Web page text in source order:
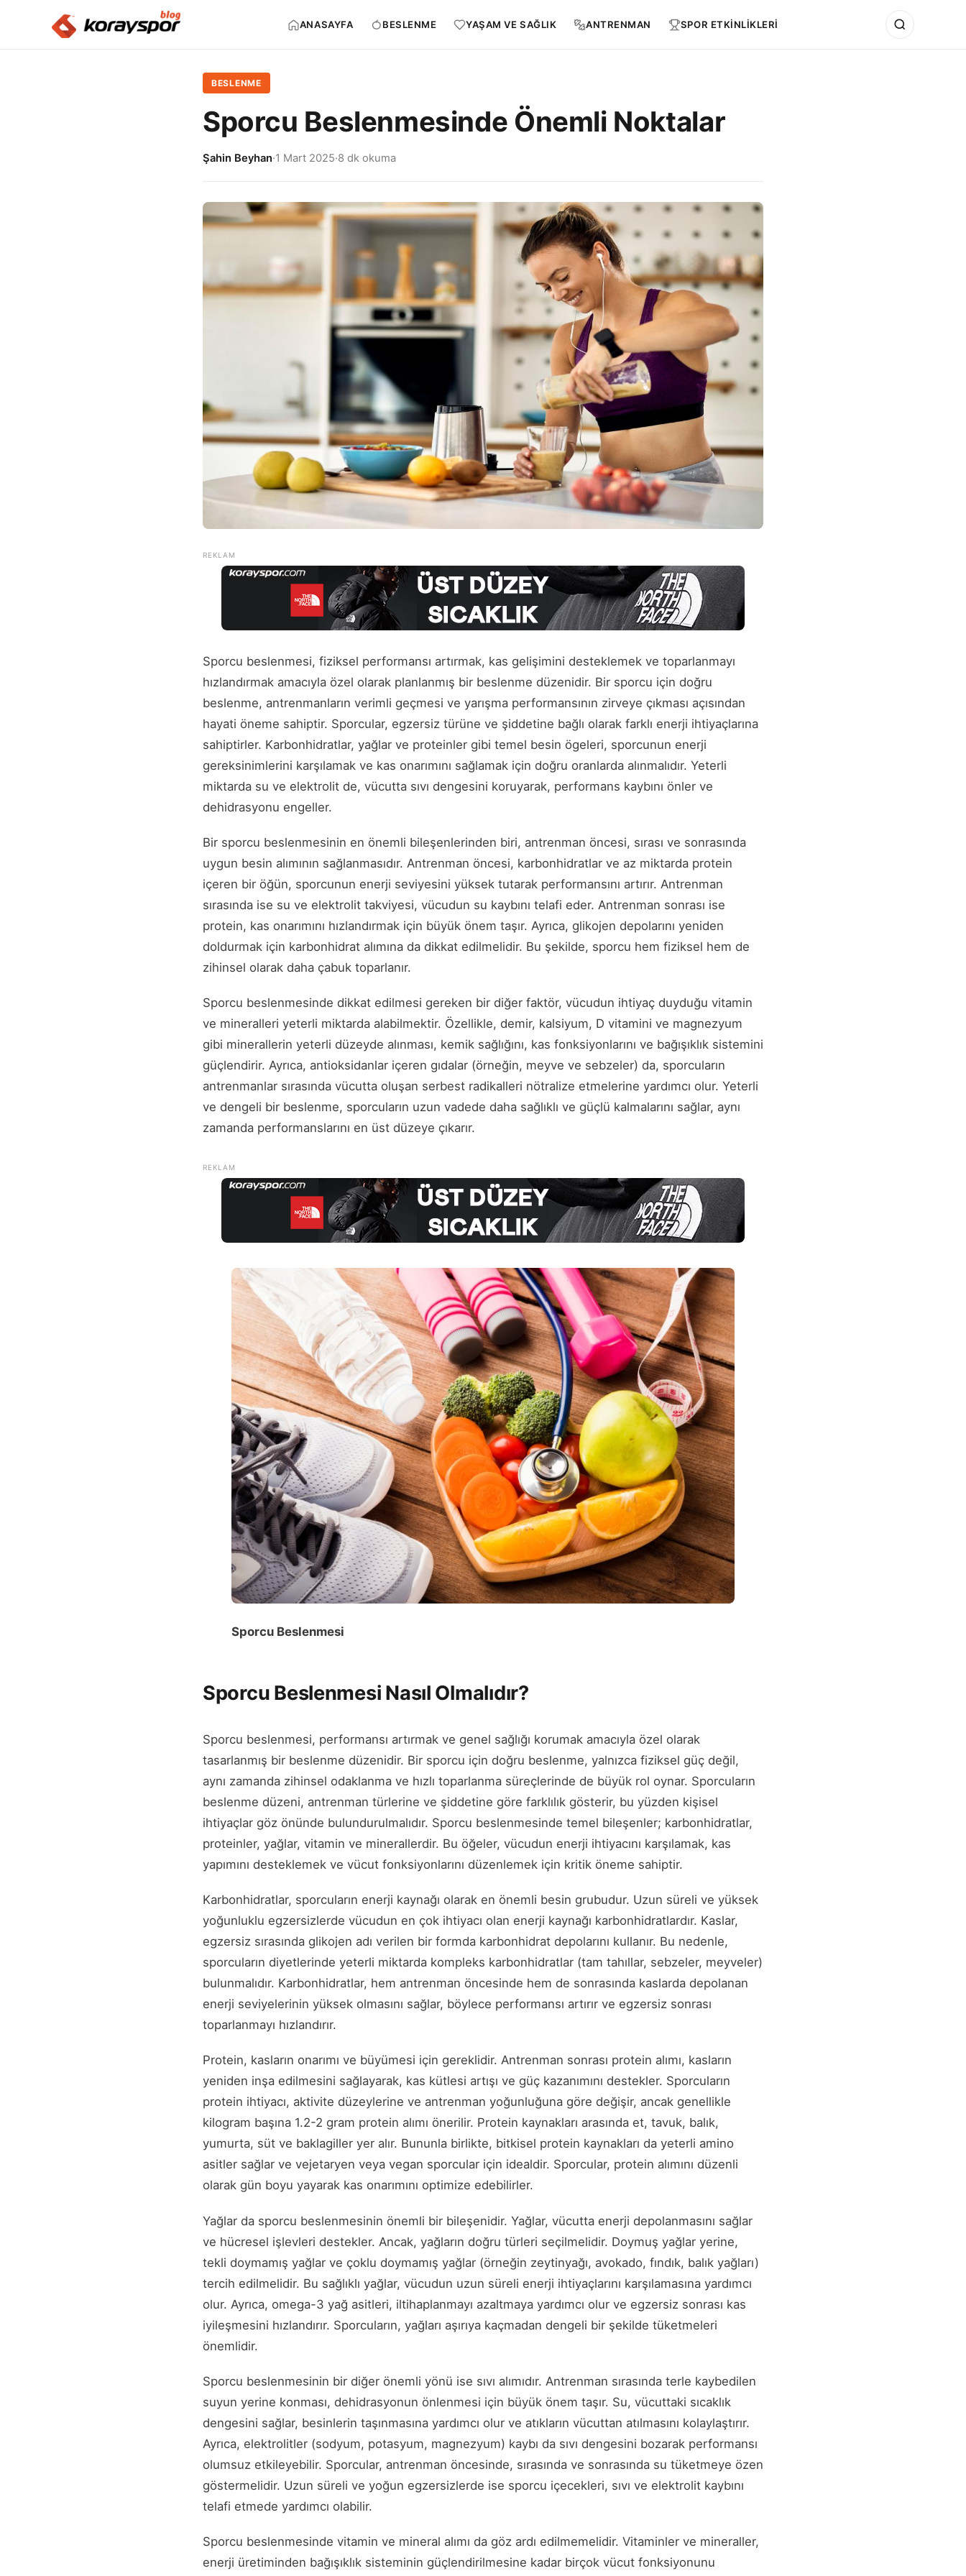
ANASAYFA BESLENME YAŞAM VE SAĞLIK ANTRENMAN SPOR ETKİNLİKLERİ
BESLENME
Sporcu Beslenmesinde Önemli Noktalar
Şahin Beyhan·1 Mart 2025·8 dk okuma
Sporcu beslenmesi, fiziksel performansı artırmak, kas gelişimini desteklemek ve toparlanmayı
hızlandırmak amacıyla özel olarak planlanmış bir beslenme düzenidir. Bir sporcu için doğru
beslenme, antrenmanların verimli geçmesi ve yarışma performansının zirveye çıkması açısından
hayati öneme sahiptir. Sporcular, egzersiz türüne ve şiddetine bağlı olarak farklı enerji ihtiyaçlarına
sahiptirler. Karbonhidratlar, yağlar ve proteinler gibi temel besin ögeleri, sporcunun enerji
gereksinimlerini karşılamak ve kas onarımını sağlamak için doğru oranlarda alınmalıdır. Yeterli
miktarda su ve elektrolit de, vücutta sıvı dengesini koruyarak, performans kaybını önler ve
dehidrasyonu engeller.
Bir sporcu beslenmesinin en önemli bileşenlerinden biri, antrenman öncesi, sırası ve sonrasında
uygun besin alımının sağlanmasıdır. Antrenman öncesi, karbonhidratlar ve az miktarda protein
içeren bir öğün, sporcunun enerji seviyesini yüksek tutarak performansını artırır. Antrenman
sırasında ise su ve elektrolit takviyesi, vücudun su kaybını telafi eder. Antrenman sonrası ise
protein, kas onarımını hızlandırmak için büyük önem taşır. Ayrıca, glikojen depolarını yeniden
doldurmak için karbonhidrat alımına da dikkat edilmelidir. Bu şekilde, sporcu hem fiziksel hem de
zihinsel olarak daha çabuk toparlanır.
Sporcu beslenmesinde dikkat edilmesi gereken bir diğer faktör, vücudun ihtiyaç duyduğu vitamin
ve mineralleri yeterli miktarda alabilmektir. Özellikle, demir, kalsiyum, D vitamini ve magnezyum
gibi minerallerin yeterli düzeyde alınması, kemik sağlığını, kas fonksiyonlarını ve bağışıklık sistemini
güçlendirir. Ayrıca, antioksidanlar içeren gıdalar (örneğin, meyve ve sebzeler) da, sporcuların
antrenmanlar sırasında vücutta oluşan serbest radikalleri nötralize etmelerine yardımcı olur. Yeterli
ve dengeli bir beslenme, sporcuların uzun vadede daha sağlıklı ve güçlü kalmalarını sağlar, aynı
zamanda performanslarını en üst düzeye çıkarır.
Sporcu Beslenmesi
Sporcu Beslenmesi Nasıl Olmalıdır?
Sporcu beslenmesi, performansı artırmak ve genel sağlığı korumak amacıyla özel olarak
tasarlanmış bir beslenme düzenidir. Bir sporcu için doğru beslenme, yalnızca fiziksel güç değil,
aynı zamanda zihinsel odaklanma ve hızlı toparlanma süreçlerinde de büyük rol oynar. Sporcuların
beslenme düzeni, antrenman türlerine ve şiddetine göre farklılık gösterir, bu yüzden kişisel
ihtiyaçlar göz önünde bulundurulmalıdır. Sporcu beslenmesinde temel bileşenler; karbonhidratlar,
proteinler, yağlar, vitamin ve minerallerdir. Bu öğeler, vücudun enerji ihtiyacını karşılamak, kas
yapımını desteklemek ve vücut fonksiyonlarını düzenlemek için kritik öneme sahiptir.
Karbonhidratlar, sporcuların enerji kaynağı olarak en önemli besin grubudur. Uzun süreli ve yüksek
yoğunluklu egzersizlerde vücudun en çok ihtiyacı olan enerji kaynağı karbonhidratlardır. Kaslar,
egzersiz sırasında glikojen adı verilen bir formda karbonhidrat depolarını kullanır. Bu nedenle,
sporcuların diyetlerinde yeterli miktarda kompleks karbonhidratlar (tam tahıllar, sebzeler, meyveler)
bulunmalıdır. Karbonhidratlar, hem antrenman öncesinde hem de sonrasında kaslarda depolanan
enerji seviyelerinin yüksek olmasını sağlar, böylece performansı artırır ve egzersiz sonrası
toparlanmayı hızlandırır.
Protein, kasların onarımı ve büyümesi için gereklidir. Antrenman sonrası protein alımı, kasların
yeniden inşa edilmesini sağlayarak, kas kütlesi artışı ve güç kazanımını destekler. Sporcuların
protein ihtiyacı, aktivite düzeylerine ve antrenman yoğunluğuna göre değişir, ancak genellikle
kilogram başına 1.2-2 gram protein alımı önerilir. Protein kaynakları arasında et, tavuk, balık,
yumurta, süt ve baklagiller yer alır. Bununla birlikte, bitkisel protein kaynakları da yeterli amino
asitler sağlar ve vejetaryen veya vegan sporcular için idealdir. Sporcular, protein alımını düzenli
olarak gün boyu yayarak kas onarımını optimize edebilirler.
Yağlar da sporcu beslenmesinin önemli bir bileşenidir. Yağlar, vücutta enerji depolanmasını sağlar
ve hücresel işlevleri destekler. Ancak, yağların doğru türleri seçilmelidir. Doymuş yağlar yerine,
tekli doymamış yağlar ve çoklu doymamış yağlar (örneğin zeytinyağı, avokado, fındık, balık yağları)
tercih edilmelidir. Bu sağlıklı yağlar, vücudun uzun süreli enerji ihtiyaçlarını karşılamasına yardımcı
olur. Ayrıca, omega-3 yağ asitleri, iltihaplanmayı azaltmaya yardımcı olur ve egzersiz sonrası kas
iyileşmesini hızlandırır. Sporcuların, yağları aşırıya kaçmadan dengeli bir şekilde tüketmeleri
önemlidir.
Sporcu beslenmesinin bir diğer önemli yönü ise sıvı alımıdır. Antrenman sırasında terle kaybedilen
suyun yerine konması, dehidrasyonun önlenmesi için büyük önem taşır. Su, vücuttaki sıcaklık
dengesini sağlar, besinlerin taşınmasına yardımcı olur ve atıkların vücuttan atılmasını kolaylaştırır.
Ayrıca, elektrolitler (sodyum, potasyum, magnezyum) kaybı da sıvı dengesini bozarak performansı
olumsuz etkileyebilir. Sporcular, antrenman öncesinde, sırasında ve sonrasında su tüketmeye özen
göstermelidir. Uzun süreli ve yoğun egzersizlerde ise sporcu içecekleri, sıvı ve elektrolit kaybını
telafi etmede yardımcı olabilir.
Sporcu beslenmesinde vitamin ve mineral alımı da göz ardı edilmemelidir. Vitaminler ve mineraller,
enerji üretiminden bağışıklık sisteminin güçlendirilmesine kadar birçok vücut fonksiyonunu